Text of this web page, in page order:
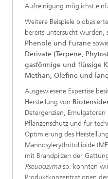
Aufreinigung möglichst
Weitere Beispiele
bereits untersucht wurden,
Phenole und Furane
Derivate (Terpene,
gasförmige und flüssige
Methan, Olefine und
Ausgewiesene Expertise
Herstellung von
Detergenzien,
Pflanzenschutz und für
Optimierung des
Mannosylerythritollipide
mit Brandpilzen der
Pseudozymasp. konnten
Produktkonzentrationen